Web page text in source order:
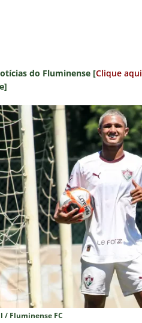
do Fluminense [Clique aqui
/ Fluminense FC